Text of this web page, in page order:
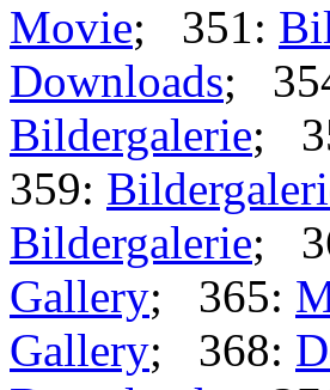
Movie; 351:
Downloads;
Bildergalerie;
359:
Bildergalerie;
Gallery; 365:
Gallery; 368: